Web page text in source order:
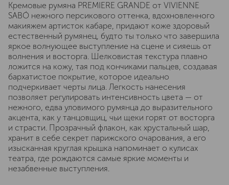
Кремовые румяна PREMIERE GRANDE от VIVIENNE
SABÓ нежного персикового оттенка, вдохновленного
макияжем артисток кабаре, придают коже здоровый
естественный румянец, будто ты только что завершила
яркое волнующее выступление на сцене и сияешь от
волнения и восторга. Шелковистая текстура плавно
ложится на кожу, тая под кончиками пальцев, создавая
бархатистое покрытие, которое идеально
подчеркивает черты лица. Легкость нанесения
позволяет регулировать интенсивность цвета — от
нежного, едва уловимого румянца до выразительного
акцента, как у танцовщиц, чьи щеки горят от восторга
и страсти. Прозрачный флакон, как хрустальный шар,
хранит в себе секрет парижского очарования, а его
изысканная круглая крышка напоминает о кулисах
театра, где рождаются самые яркие моменты и
незабвенные выступления.